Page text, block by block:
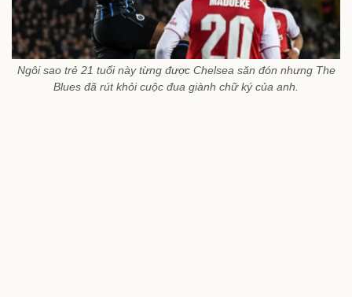
Ngôi sao trẻ 21 tuổi này từng được Chelsea săn đón nhưng The
Blues đã rút khỏi cuộc đua giành chữ ký của anh.